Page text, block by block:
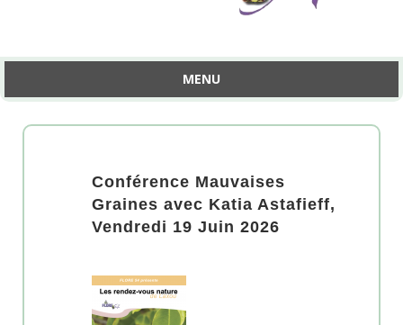
MENU
Aller
Conférence Mauvaises
Graines avec Katia Astafieff,
Vendredi 19 Juin 2026